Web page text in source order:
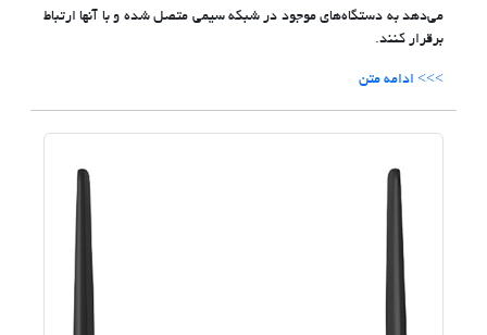
می‌دهد به دستگاه‌های موجود در شبکه سیمی متصل شده و با آنها ارتباط
برقرار کنند.
>>> ادامه متن